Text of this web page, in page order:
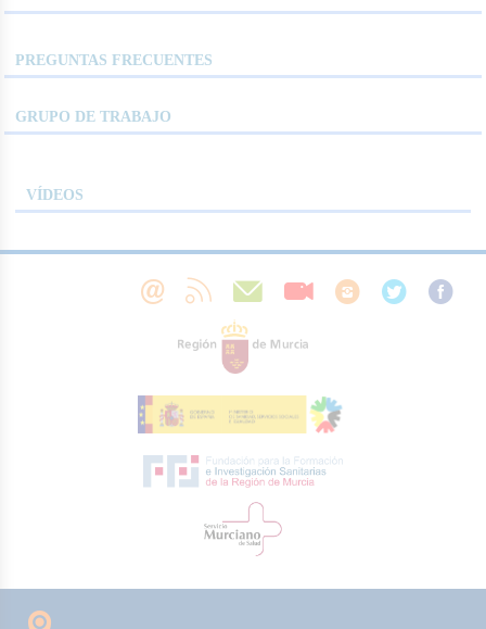
PREGUNTAS FRECUENTES
GRUPO DE TRABAJO
VÍDEOS